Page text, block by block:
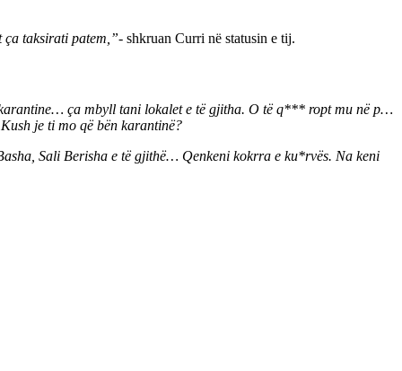
ça taksirati patem,”- shkruan Curri në statusin e tij.
ça mbyll tani lokalet e të gjitha. O të q*** ropt mu në p…
je ti mo që bën karantinë?
Sali Berisha e të gjithë… Qenkeni kokrra e ku*rvës. Na keni